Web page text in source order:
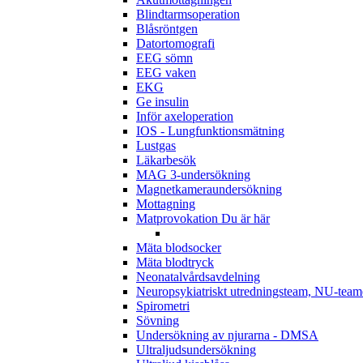
Blindtarmsoperation
Blåsröntgen
Datortomografi
EEG sömn
EEG vaken
EKG
Ge insulin
Inför axeloperation
IOS - Lungfunktionsmätning
Lustgas
Läkarbesök
MAG 3-undersökning
Magnetkameraundersökning
Mottagning
Matprovokation Du är här
Mäta blodsocker
Mäta blodtryck
Neonatalvårdsavdelning
Neuropsykiatriskt utredningsteam, NU-
Spirometri
Sövning
Undersökning av njurarna - DMSA
Ultraljudsundersökning